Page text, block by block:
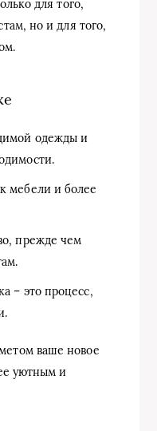
для того,
но и для того,
одежды и
мебели и более
прежде чем
– это процесс,
ваше новое
уютным и